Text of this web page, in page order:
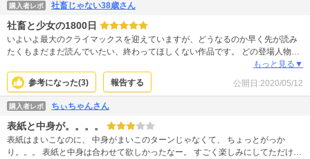
ろ読むことができて、新たな作品と出会うきっかけにもなるから良いですね！
購入者レポ 社畜じゃない38歳さん
社畜と少女の1800日
いよいよ最大のクライマックスを迎えていますが、どうなるのか早く先が読み
たくもまだまだ読んでいたい、終わってほしくない作品です。 どの登場人物も
みんな幸せになって欲しいですが、緩やかなハッピーエンドを期待するのは難
しそうな展開です。 東根さんはもちろんですが、優里ちゃんにだけは悲しい結
末になって欲しくないです。どうかこの子には幸せになって欲しいです。 浅岡
君も素晴らしい青年ですが、彼女にとって一番満たされるのはやはり東根さん
しかいないでしょう。 どうか悲劇のラストで終わりませんように・・
もっと見る▼
参考になった(3) 報告する 公開日:2020/05/12
購入者レポ ちぃちゃんさん
表紙と中身が。。。。
表紙はまいこなのに、 中身がまいこのターンじゃなくて、 ちょっとがっか
り。。。 表紙と中身は合わせて欲しかったなー。 すごく楽しみにしてただけに